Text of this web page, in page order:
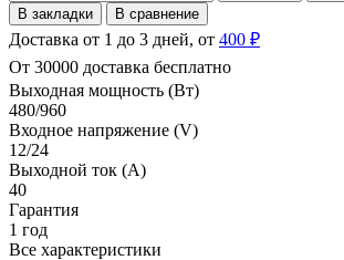
В закладки
В сравнение
Доставка от 1 до 3 дней, от 400 ₽
От 30000 доставка бесплатно
Выходная мощность (Вт)
480/960
Входное напряжение (V)
12/24
Выходной ток (А)
40
Гарантия
1 год
Все характеристики